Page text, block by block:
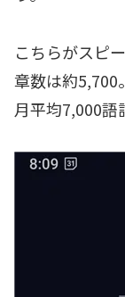
こちらがスピ
章数は約5,700
月平均7,000語